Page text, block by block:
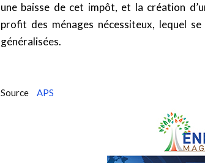
une baisse de cet impôt, et la création
profit des ménages nécessiteux, lequel
généralisées.
Source APS